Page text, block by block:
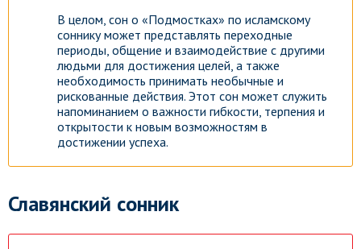
В целом, сон о «Подмостках» по исламскому
соннику может представлять переходные
периоды, общение и взаимодействие с другими
людьми для достижения целей, а также
необходимость принимать необычные и
рискованные действия. Этот сон может служить
напоминанием о важности гибкости, терпения и
открытости к новым возможностям в
достижении успеха.
Славянский сонник